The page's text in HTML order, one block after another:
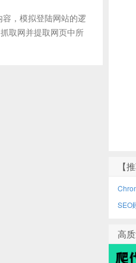
，模拟登陆网站的逻
取网并提取网页中所
【
SEO
高